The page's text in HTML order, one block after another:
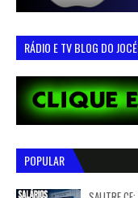
RÁDIO E TV BLOG DO
POPULAR